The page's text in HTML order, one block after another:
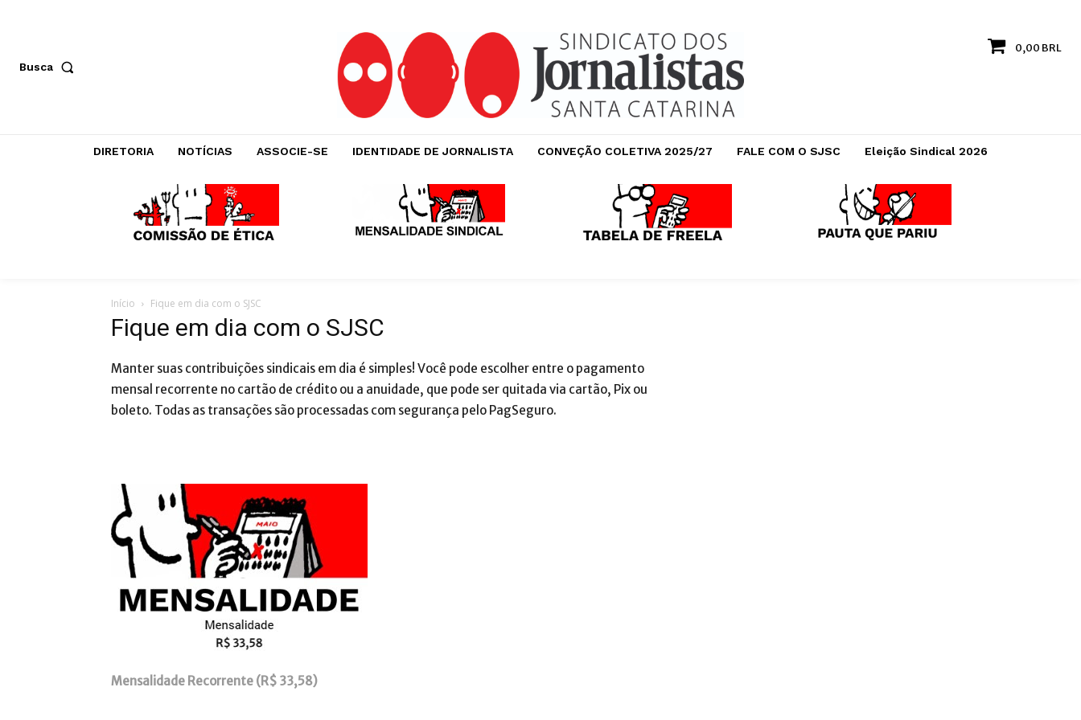
Busca
0,00 BRL
DIRETORIA NOTÍCIAS ASSOCIE-SE IDENTIDADE DE JORNALISTA CONVEÇÃO COLETIVA 2025/27 FALE COM O SJSC Eleição Sindical 2026
Início Fique em dia com o SJSC
Fique em dia com o SJSC
Manter suas contribuições sindicais em dia é simples! Você pode escolher entre o pagamento
mensal recorrente no cartão de crédito ou a anuidade, que pode ser quitada via cartão, Pix ou
boleto. Todas as transações são processadas com segurança pelo PagSeguro.
Mensalidade Recorrente (R$ 33,58)